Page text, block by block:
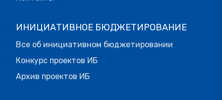
ИНИЦИАТИВНОЕ БЮДЖЕТИРОВАНИЕ
Все об инициативном бюджетировании
Конкурс проектов ИБ
Архив проектов ИБ